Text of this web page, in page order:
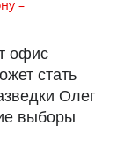
офис
стать
Олег
выборы